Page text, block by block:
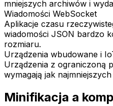
mniejszych archiwów i
Wiadomości WebSocket
Aplikacje czasu
wiadomości JSON bardzo
rozmiaru.
Urządzenia wbudowane i
Urządzenia z ograniczoną
wymagają jak
Minifikacja a